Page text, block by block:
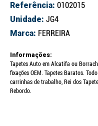
Referência: 0102015
Unidade: JG4
Marca: FERREIRA
Informações:
Tapetes Auto em Alcatifa ou
fixações OEM. Tapetes Baratos.
carrinhas de trabalho, Rei dos
Rebordo.